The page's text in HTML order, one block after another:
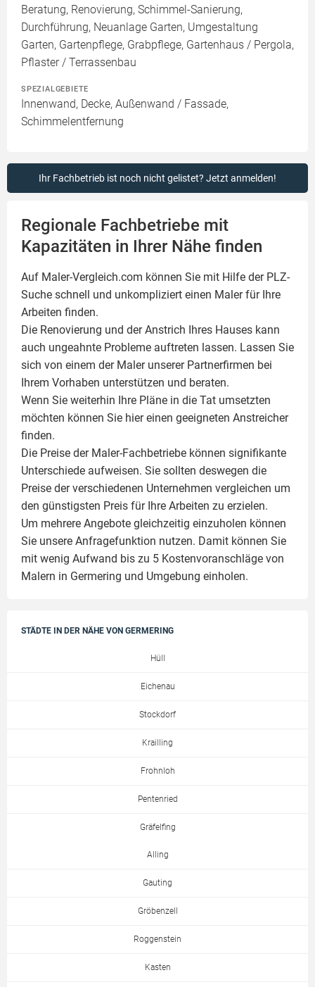
Beratung, Renovierung, Schimmel-Sanierung,
Durchführung, Neuanlage Garten, Umgestaltung
Garten, Gartenpflege, Grabpflege, Gartenhaus / Pergola,
Pflaster / Terrassenbau
SPEZIALGEBIETE
Innenwand, Decke, Außenwand / Fassade,
Schimmelentfernung
Ihr Fachbetrieb ist noch nicht gelistet? Jetzt anmelden!
Regionale Fachbetriebe mit
Kapazitäten in Ihrer Nähe finden
Auf Maler-Vergleich.com können Sie mit Hilfe der PLZ-
Suche schnell und unkompliziert einen Malerfür Ihre
Arbeiten finden.
Die Renovierung und der Anstrich Ihres Hauses kann
auch ungeahnte Probleme auftreten lassen. Lassen Sie
sich von einem der Maler unserer Partnerfirmen bei
Ihrem Vorhaben unterstützen und beraten.
Wenn Sie weiterhin Ihre Pläne in die Tat umsetzten
möchten können Sie hier einen geeigneten Anstreicher
finden.
Die Preise der Maler-Fachbetriebe können signifikante
Unterschiede aufweisen. Sie sollten deswegen die
Preise der verschiedenen Unternehmen vergleichen um
den günstigsten Preis für Ihre Arbeiten zu erzielen.
Um mehrere Angebote gleichzeitig einzuholen können
Sie unsere Anfragefunktion nutzen. Damit können Sie
mit wenig Aufwand bis zu 5 Kostenvoranschläge von
Malern in Germering und Umgebung einholen.
STÄDTE IN DER NÄHE VON GERMERING
Hüll
Eichenau
Stockdorf
Krailling
Frohnloh
Pentenried
Gräfelfing
Alling
Gauting
Gröbenzell
Roggenstein
Kasten